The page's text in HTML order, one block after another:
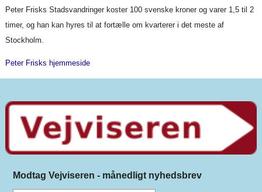
Peter Frisks Stadsvandringer koster 100 svenske kroner og varer 1,5 til 2
timer, og han kan hyres til at fortælle om kvarterer i det meste af
Stockholm.
Peter Frisks hjemmeside
Modtag Vejviseren - månedligt nyhedsbrev